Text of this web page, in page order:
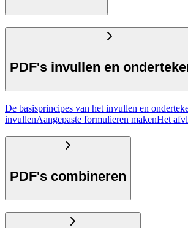
PDF's invullen en
De basisprincipes van het invullen en
invullenAangepaste formulieren makenHet
PDF's combineren